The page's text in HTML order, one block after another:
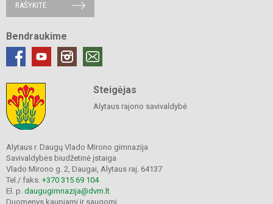
RAŠYKITE
Bendraukime
Steigėjas
Alytaus rajono savivaldybė
Alytaus r. Daugų Vlado Mirono gimnazija
Savivaldybės biudžetinė įstaiga
Vlado Mirono g. 2, Daugai, Alytaus raj. 64137
Tel./ faks. +370 315 69 104
El. p. daugugimnazija@dvm.lt
Duomenys kaupiami ir saugomi